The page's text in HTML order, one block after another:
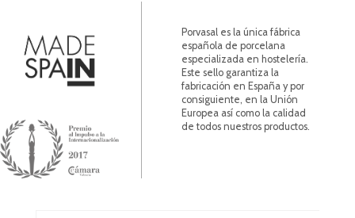
Porvasal es la única fábrica
española de porcelana
especializada en hostelería.
Este sello garantiza la
fabricación en España y por
consiguiente, en la Unión
Europea así como la calidad
de todos nuestros productos.